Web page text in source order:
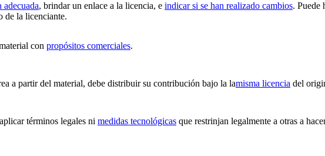
adecuada, brindar un enlace a la licencia, e indicar si se han realizado cambios. Puede
de la licenciante.
con propósitos comerciales.
a partir del material, debe distribuir su contribución bajo la lamisma licencia del
términos legales ni medidas tecnológicas que restrinjan legalmente a otras a